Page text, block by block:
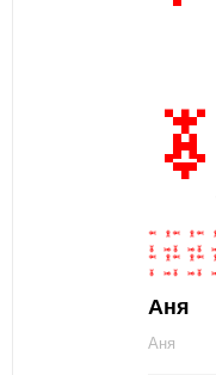
Аня
Аня